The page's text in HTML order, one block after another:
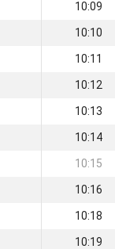
10:09
10:10
10:11
10:12
10:13
10:14
10:15
10:16
10:18
10:19